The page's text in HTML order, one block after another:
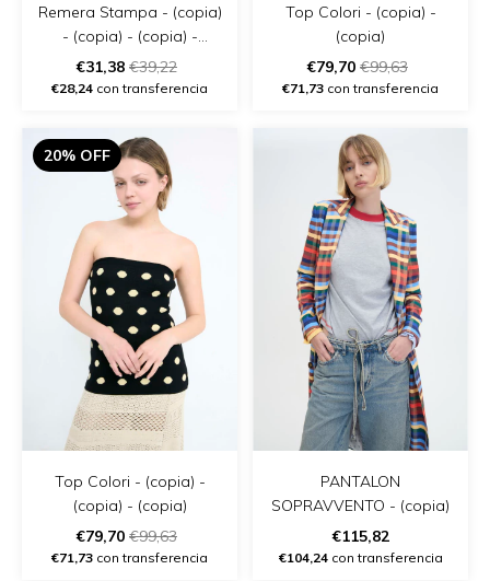
Remera Stampa - (copia)
- (copia) - (copia) -
(copia)
€31,38 €39,22
€28,24 con transferencia
Top Colori - (copia) -
(copia)
€79,70 €99,63
€71,73 con transferencia
20% OFF
Top Colori - (copia) -
(copia) - (copia)
€79,70 €99,63
€71,73 con transferencia
PANTALON
SOPRAVVENTO - (copia)
€115,82
€104,24con transferencia